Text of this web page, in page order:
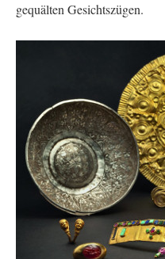
gequälten Gesichtszügen.